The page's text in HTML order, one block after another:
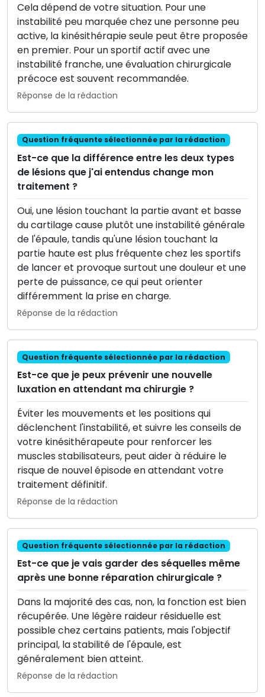
Cela dépend de votre situation. Pour une
instabilité peu marquée chez une personne peu
active, la kinésithérapie seule peut être proposée
en premier. Pour un sportif actif avec une
instabilité franche, une évaluation chirurgicale
précoce est souvent recommandée.
Réponse de la rédaction
Question fréquente sélectionnée par la rédaction
Est-ce que la différence entre les deux types
de lésions que j'ai entendus change mon
traitement ?
Oui, une lésion touchant la partie avant et basse
du cartilage cause plutôt une instabilité générale
de l'épaule, tandis qu'une lésion touchant la
partie haute est plus fréquente chez les sportifs
de lancer et provoque surtout une douleur et une
perte de puissance, ce qui peut orienter
différemment la prise en charge.
Réponse de la rédaction
Question fréquente sélectionnée par la rédaction
Est-ce que je peux prévenir une nouvelle
luxation en attendant ma chirurgie ?
Éviter les mouvements et les positions qui
déclenchent l'instabilité, et suivre les conseils de
votre kinésithérapeute pour renforcer les
muscles stabilisateurs, peut aider à réduire le
risque de nouvel épisode en attendant votre
traitement définitif.
Réponse de la rédaction
Question fréquente sélectionnée par la rédaction
Est-ce que je vais garder des séquelles même
après une bonne réparation chirurgicale ?
Dans la majorité des cas, non, la fonction est bien
récupérée. Une légère raideur résiduelle est
possible chez certains patients, mais l'objectif
principal, la stabilité de l'épaule, est
généralement bien atteint.
Réponse de la rédaction